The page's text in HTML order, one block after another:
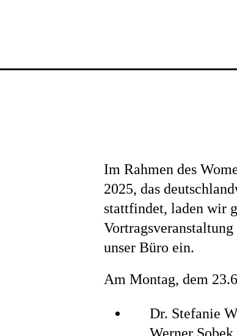
Profil
Projekte
Im Rahmen des
2025, das
stattfindet, laden wir
unser Büro ein.
Am Montag, dem
Dr. Stefanie